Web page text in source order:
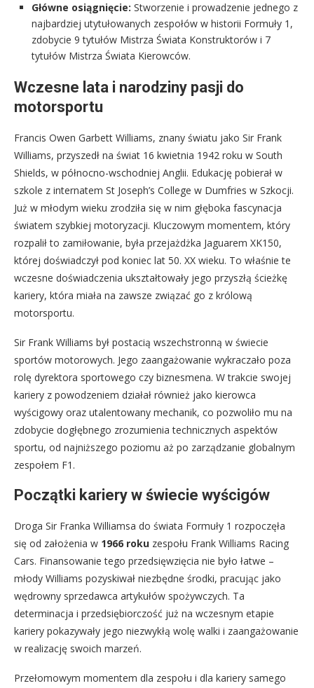
Główne osiągnięcie: Stworzenie i prowadzenie jednego z
najbardziej utytułowanych zespołów w historii Formuły 1,
zdobycie 9 tytułów Mistrza Świata Konstruktorów i 7
tytułów Mistrza Świata Kierowców.
Wczesne lata i narodziny pasji do
motorsportu
Francis Owen Garbett Williams, znany światu jako Sir Frank
Williams, przyszedł na świat 16 kwietnia 1942 roku w South
Shields, w północno-wschodniej Anglii. Edukację pobierał w
szkole z internatem St Joseph’s College w Dumfries w Szkocji.
Już w młodym wieku zrodziła się w nim głęboka fascynacja
światem szybkiej motoryzacji. Kluczowym momentem, który
rozpalił to zamiłowanie, była przejażdżka Jaguarem XK150,
której doświadczył pod koniec lat 50. XX wieku. To właśnie te
wczesne doświadczenia ukształtowały jego przyszłą ścieżkę
kariery, która miała na zawsze związać go z królową
motorsportu.
Sir Frank Williams był postacią wszechstronną w świecie
sportów motorowych. Jego zaangażowanie wykraczało poza
rolę dyrektora sportowego czy biznesmena. W trakcie swojej
kariery z powodzeniem działał również jako kierowca
wyścigowy oraz utalentowany mechanik, co pozwoliło mu na
zdobycie dogłębnego zrozumienia technicznych aspektów
sportu, od najniższego poziomu aż po zarządzanie globalnym
zespołem F1.
Początki kariery w świecie wyścigów
Droga Sir Franka Williamsa do świata Formuły 1 rozpoczęła
się od założenia w 1966 roku zespołu Frank Williams Racing
Cars. Finansowanie tego przedsięwzięcia nie było łatwe –
młody Williams pozyskiwał niezbędne środki, pracując jako
wędrowny sprzedawca artykułów spożywczych. Ta
determinacja i przedsiębiorczość już na wczesnym etapie
kariery pokazywały jego niezwykłą wolę walki i zaangażowanie
w realizację swoich marzeń.
Przełomowym momentem dla zespołu i dla kariery samego